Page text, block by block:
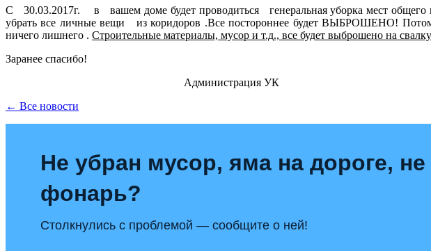
С 30.03.2017г. в вашем доме будет проводиться генеральная уборка мест общего
убрать все личные вещи из коридоров .Все постороннее будет ВЫБРОШЕНО!
ничего лишнего . Строительные материалы, мусор и т.д., все будет выброшено
Заранее спасибо!
Администрация УК
← Все новости
Не убран мусор, яма на дороге, не
фонарь?
Столкнулись с проблемой — сообщите о ней!